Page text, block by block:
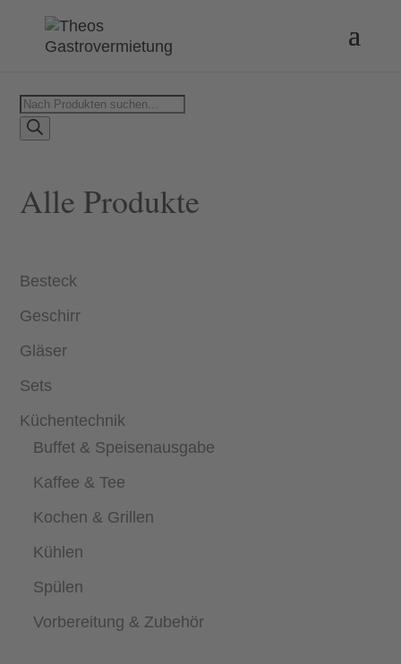
Products
search
Alle Produkte
Besteck
Geschirr
Gläser
Sets
Küchentechnik
Buffet & Speisenausgabe
Kaffee & Tee
Kochen & Grillen
Kühlen
Spülen
Vorbereitung & Zubehör